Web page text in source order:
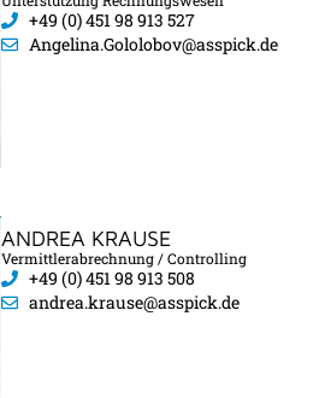
+49 (0) 451 98 913 527
Angelina.Gololobov@asspick.de
ANDREA KRAUSE
Vermittlerabrechnung / Controlling
+49 (0) 451 98 913 508
andrea.krause@asspick.de